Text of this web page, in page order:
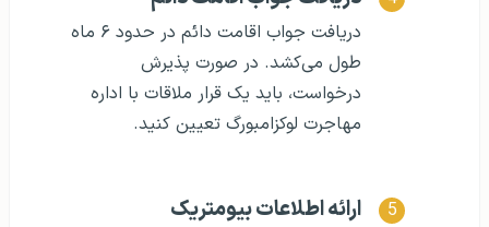
دریافت جواب اقامت دائم در حدود ۶ ماه
طول می‌کشد. در صورت پذیرش
درخواست، باید یک قرار ملاقات با اداره
مهاجرت لوکزامبورگ تعیین کنید.
ارائه اطلاعات بیومتریک